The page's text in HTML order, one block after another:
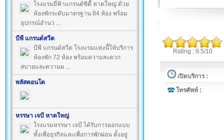
โรงแรมยี่ฟ้าแกรนด์ซิตี้ หาดใหญ่ ด้วย
ห้องพักระดับมาตรฐาน 84 ห้อง พร้อม
อุปกรณ์อำนว ...
บีพี แกรนด์สวีต
บีพี แกรนด์สวีต โรงแรมแห่งนี้ให้บริการ
ห้องพัก 72 ห้อง พร้อมความสะดวก
สบายและความผ ...
พลัสคอนโด
หรรษา เจบี หาดใหญ่
โรงแรมหรรษา เจบี ได้รับการออกแบบ
ทั้งเพื่อธุรกิจและเพื่อการพักผ่อน ตั้งอยู่
Rating : 9.5/10
เปิดบริการ :
โทรศัพท์ :